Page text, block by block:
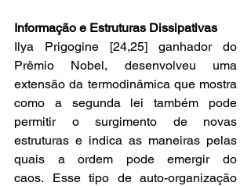
Informação e Estruturas Dissipativas
Ilya Prigogine [24,25] ganhador do
Prêmio Nobel, desenvolveu uma
extensão da termodinâmica que mostra
como a segunda lei também pode
permitir o surgimento de novas
estruturas e indica as maneiras pelas
quais a ordem pode emergir do
caos. Esse tipo de auto-organização